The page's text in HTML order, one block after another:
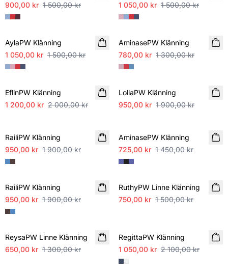
900,00 kr 1 500,00 kr
1 050,00 kr 1 500,00 kr
SALE
AylaPW Klänning
1 050,00 kr 1 500,00 kr
SALE
AminasePW Klänning
780,00 kr 1 300,00 kr
SALE
EflinPW Klänning
1 200,00 kr 2 000,00 kr
SALE
LollaPW Klänning
950,00 kr 1 900,00 kr
RailiPW Klänning
950,00 kr 1 900,00 kr
AminasePW Klänning
725,00 kr 1 450,00 kr
SALE
RailiPW Klänning
950,00 kr 1 900,00 kr
SALE
RuthyPW Linne Klänning
750,00 kr 1 500,00 kr
SALE
ReysaPW Linne Klänning
650,00 kr 1 300,00 kr
RegittaPW Klänning
1 050,00 kr 2 100,00 kr
SALE